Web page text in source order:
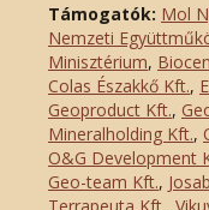
Támogatók: Mol
Nemzeti
Minisztérium,
Colas Északkő Kft.,
Geoproduct Kft.,
Mineralholding Kft.,
O&G Development
Geo-team Kft.,
Terrapeuta Kft.,